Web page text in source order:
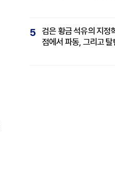
5
검은 황금 석유의 지정
점에서 파동, 그리고 탈